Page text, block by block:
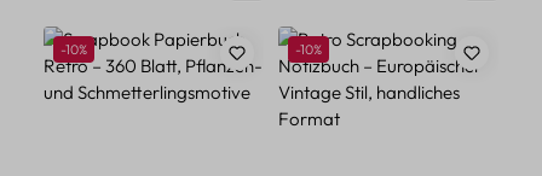
Rabatt
-10% Rabatt
-10%